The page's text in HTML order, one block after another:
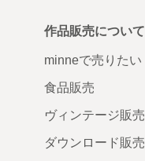
作品販売について
minneで売りたい
食品販売
ヴィンテージ販売
ダウンロード販売